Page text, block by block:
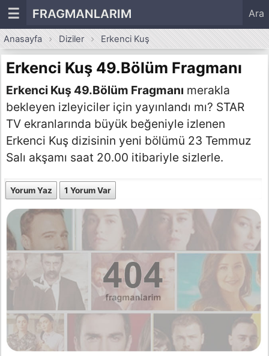
☰ FRAGMANLARIM Ara
Anasayfa Diziler Erkenci Kuş
Erkenci Kuş 49.Bölüm Fragmanı
Erkenci Kuş 49.Bölüm Fragmanı merakla
bekleyen izleyiciler için yayınlandı mı? STAR
TV ekranlarında büyük beğeniyle izlenen
Erkenci Kuş dizisinin yeni bölümü 23 Temmuz
Salı akşamı saat 20.00 itibariyle sizlerle.
Yorum Yaz 1 Yorum Var